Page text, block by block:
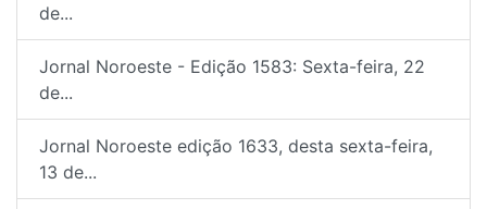
de...
Jornal Noroeste - Edição 1583: Sexta-feira, 22
de...
Jornal Noroeste edição 1633, desta sexta-feira,
13 de...